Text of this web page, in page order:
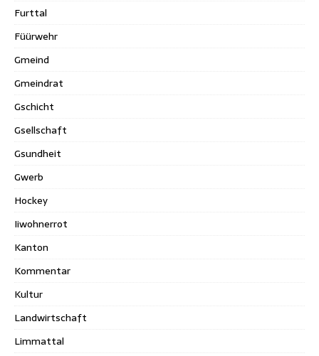
Furttal
Füürwehr
Gmeind
Gmeindrat
Gschicht
Gsellschaft
Gsundheit
Gwerb
Hockey
Iiwohnerrot
Kanton
Kommentar
Kultur
Landwirtschaft
Limmattal